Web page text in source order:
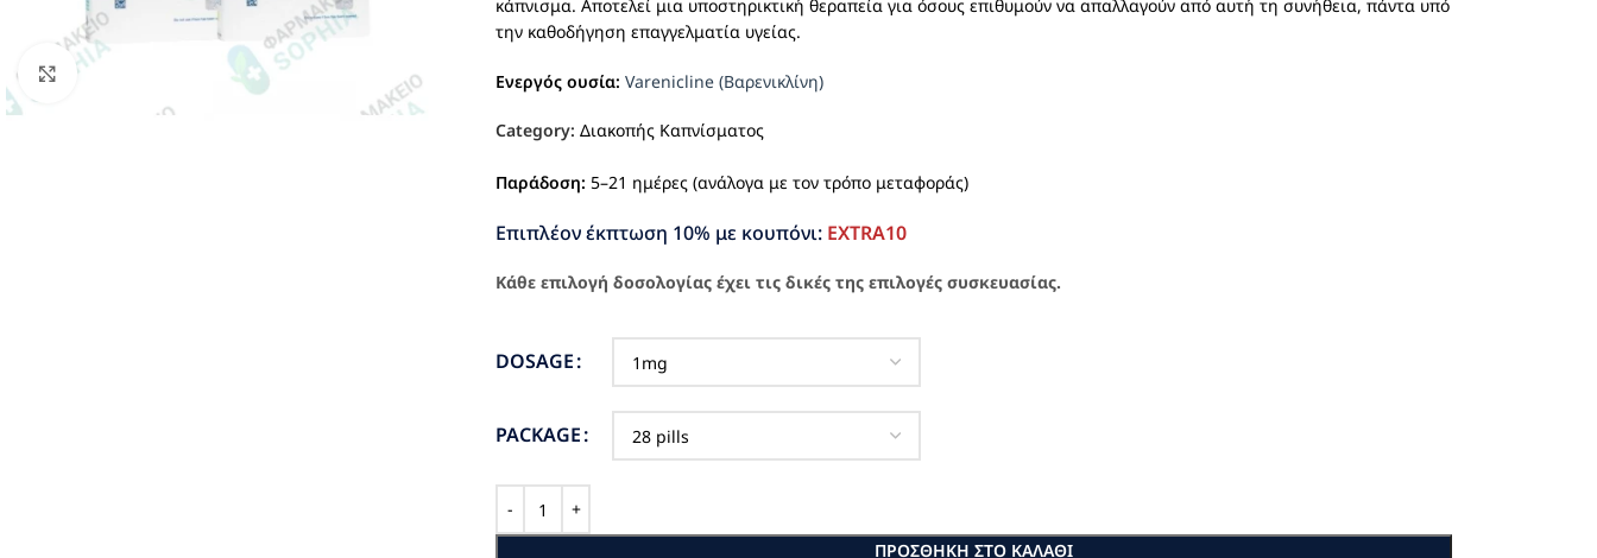
Click to enlarge
κάπνισμα. Αποτελεί μια υποστηρικτική θεραπεία για όσους επιθυμούν να απαλλαγούν από αυτή τη συνήθεια, πάντα υπό
την καθοδήγηση επαγγελματία υγείας.
Ενεργός ουσία:Varenicline (Βαρενικλίνη)
Category: Διακοπής Καπνίσματος
Παράδοση: 5–21 ημέρες (ανάλογα με τον τρόπο μεταφοράς)
Επιπλέον έκπτωση 10% με κουπόνι: EXTRA10
Κάθε επιλογή δοσολογίας έχει τις δικές της επιλογές συσκευασίας.
DOSAGE
PACKAGE
ΠΡΟΣΘΉΚΗ ΣΤΟ ΚΑΛΆΘΙ